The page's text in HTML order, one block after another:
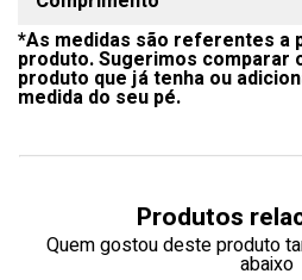
*As medidas são referentes a
produto. Sugerimos comparar
produto que já tenha ou
medida do seu pé.
36
40
Produtos
Quem gostou deste produto
abaixo